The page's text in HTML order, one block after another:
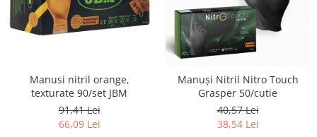
Manusi nitril orange,
texturate 90/set JBM
91,41 Lei
66,09 Lei
Manuși Nitril Nitro Touch
Grasper 50/cutie
40,57 Lei
38,54 Lei